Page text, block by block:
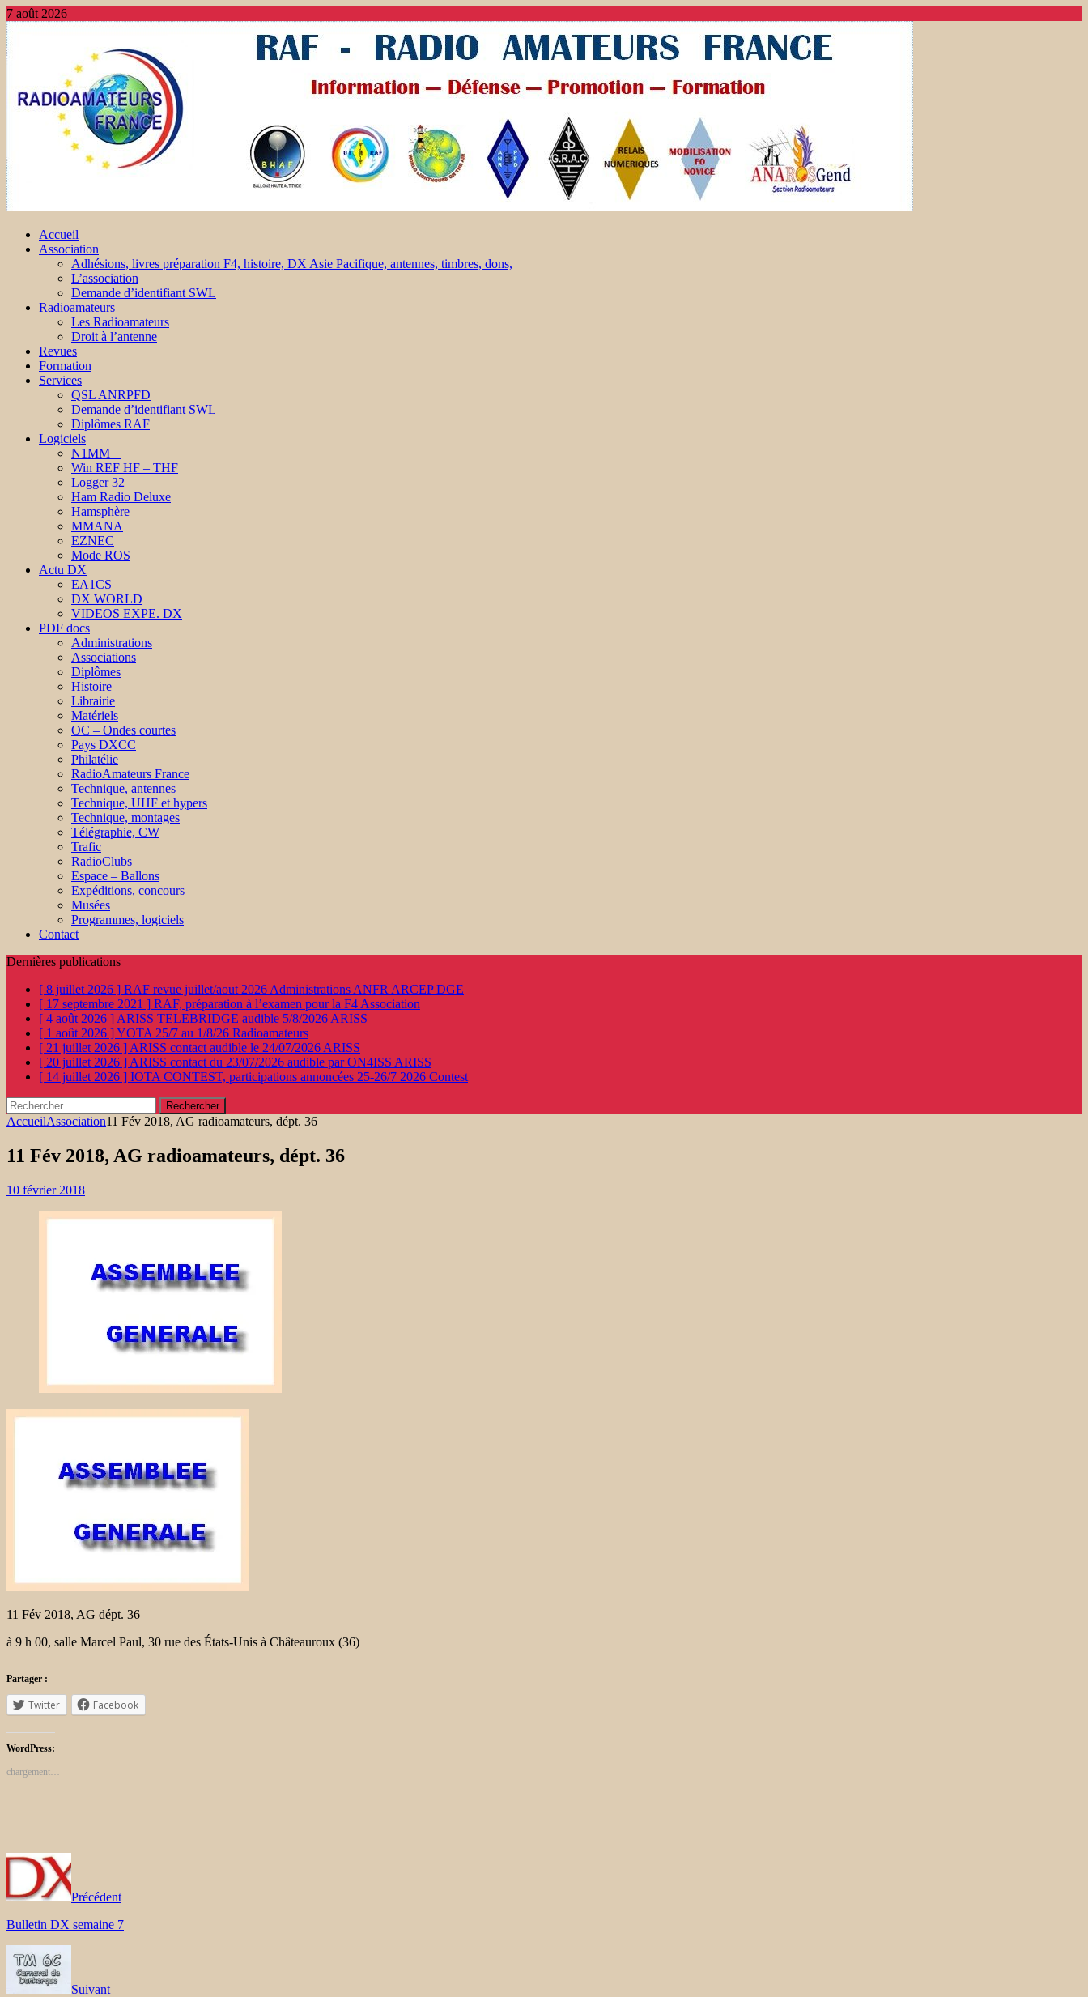
7 août 2026
Accueil
Association
Adhésions, livres préparation F4, histoire, DX Asie Pacifique, antennes, timbres, dons,
L’association
Demande d’identifiant SWL
Radioamateurs
Les Radioamateurs
Droit à l’antenne
Revues
Formation
Services
QSL ANRPFD
Demande d’identifiant SWL
Diplômes RAF
Logiciels
N1MM +
Win REF HF – THF
Logger 32
Ham Radio Deluxe
Hamsphère
MMANA
EZNEC
Mode ROS
Actu DX
EA1CS
DX WORLD
VIDEOS EXPE. DX
PDF docs
Administrations
Associations
Diplômes
Histoire
Librairie
Matériels
OC – Ondes courtes
Pays DXCC
Philatélie
RadioAmateurs France
Technique, antennes
Technique, UHF et hypers
Technique, montages
Télégraphie, CW
Trafic
RadioClubs
Espace – Ballons
Expéditions, concours
Musées
Programmes, logiciels
Contact
Dernières publications
[ 8 juillet 2026 ] RAF revue juillet/aout 2026 Administrations ANFR ARCEP DGE
[ 17 septembre 2021 ] RAF, préparation à l’examen pour la F4 Association
[ 4 août 2026 ] ARISS TELEBRIDGE audible 5/8/2026 ARISS
[ 1 août 2026 ]YOTA 25/7 au 1/8/26 Radioamateurs
[ 21 juillet 2026 ] ARISS contact audible le 24/07/2026 ARISS
[ 20 juillet 2026 ] ARISS contact du 23/07/2026 audible par ON4ISS ARISS
[ 14 juillet 2026 ] IOTA CONTEST, participations annoncées 25-26/7 2026 Contest
Rechercher :
AccueilAssociation11 Fév 2018, AG radioamateurs, dépt. 36
11 Fév 2018, AG radioamateurs, dépt. 36
10 février 2018
11 Fév 2018, AG dépt. 36
à 9 h 00, salle Marcel Paul, 30 rue des États-Unis à Châteauroux (36)
Partager :
Twitter Facebook
WordPress:
chargement…
Précédent
Bulletin DX semaine 7
Suivant